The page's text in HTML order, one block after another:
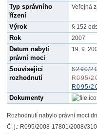
Typ správního
řízení
Veřejná
Výrok § 152
Rok 2007
Datum nabytí
právní moci
19. 9.
Související
rozhodnutí
S290/
R095/
R095/
Dokumenty
Rozhodnutí nabylo právní moci
Č. j.: R095/2008-17801/2008//